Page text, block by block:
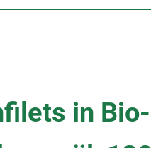
in Bio-